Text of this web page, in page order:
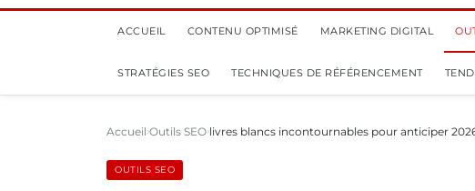
ACCUEIL CONTENU OPTIMISÉ MARKETING DIGITAL
STRATÉGIES SEO TECHNIQUES DE RÉFÉRENCEMENT
Accueil Outils SEO livres blancs incontournables pour anticiper
OUTILS SEO